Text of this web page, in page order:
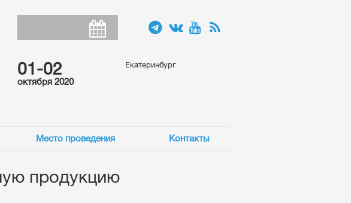
01-02
октября 2020
Екатеринбург
Место проведения Контакты
продукцию